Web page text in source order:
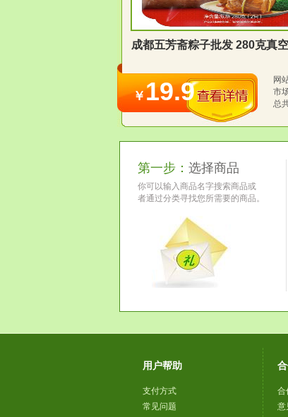
成都五芳斋粽子批发 280克真
￥19.9 网
市
总
第一步： 选择商品
你可以输入商品名字搜索商品或
者通过分类寻找您所需要的商品。
用户帮助
支付方式
常见问题
合
意